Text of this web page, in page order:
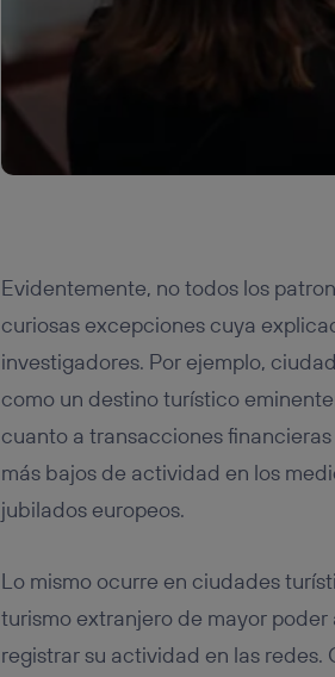
Evidentemente, no todos los
curiosas excepciones cuya
investigadores. Por ejemplo,
como un destino turístico
cuanto a transacciones
más bajos de actividad en los
jubilados europeos.
Lo mismo ocurre en ciudades
turismo extranjero de mayor
registrar su actividad en las redes.